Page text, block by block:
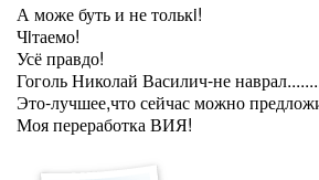
А може буть и не толькi!
Чiтаемо!
Усё правдо!
Гоголь Николай Василич-не
Это-лучшее,что сейчас можно
Моя переработка ВИЯ!